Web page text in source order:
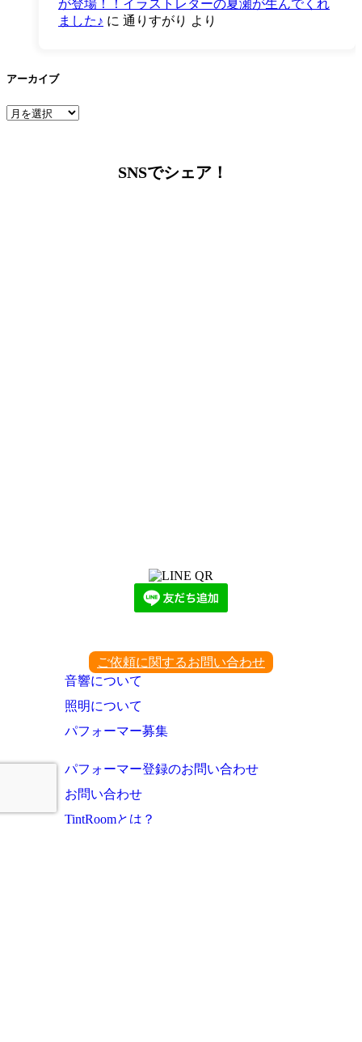
が登場！！イラストレターの夏瀬が生んでくれ
ました♪ に 通りすがり より
アーカイブ
ア
SNSでシェア！
ご依頼に関するお問い合わせ
音響について
照明について
パフォーマー募集
パフォーマー登録のお問い合わせ
お問い合わせ
TintRoomとは？